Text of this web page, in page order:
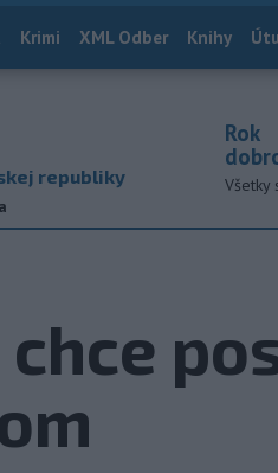
Krimi XML Odber Knihy
republiky
Rok
Všetky
chce